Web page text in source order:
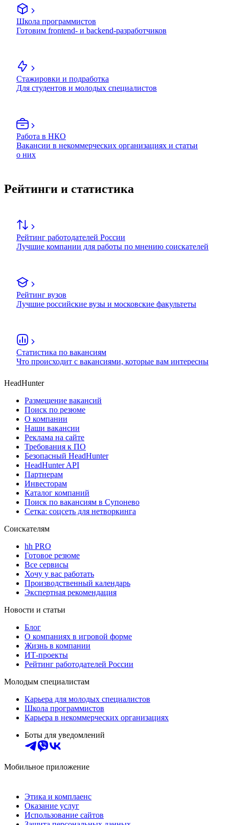
Школа программистов
Готовим frontend- и backend-разработчиков
Стажировки и подработка
Для студентов и молодых специалистов
Работа в НКО
Вакансии в некоммерческих организациях и статьи
о них
Рейтинги и статистика
Рейтинг работодателей России
Лучшие компании для работы по мнению соискателей
Рейтинг вузов
Лучшие российские вузы и московские факультеты
Статистика по вакансиям
Что происходит с вакансиями, которые вам интересны
HeadHunter
Размещение вакансий
Поиск по резюме
О компании
Наши вакансии
Реклама на сайте
Требования к ПО
Безопасный HeadHunter
HeadHunter API
Партнерам
Инвесторам
Каталог компаний
Поиск по вакансиям в Супонево
Сетка: соцсеть для нетворкинга
Соискателям
hh PRO
Готовое резюме
Все сервисы
Хочу у вас работать
Производственный календарь
Экспертная рекомендация
Новости и статьи
Блог
О компаниях в игровой форме
Жизнь в компании
ИТ-проекты
Рейтинг работодателей России
Молодым специалистам
Карьера для молодых специалистов
Школа программистов
Карьера в некоммерческих организациях
Боты для уведомлений
Мобильное приложение
Этика и комплаенс
Оказание услуг
Использование сайтов